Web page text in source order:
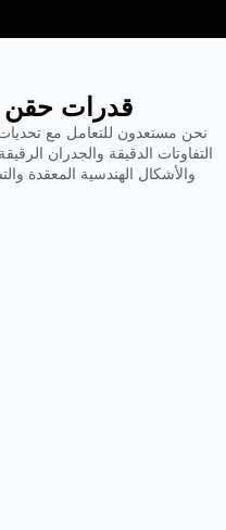
قدرات حقن
نحن مستعدون للتعامل مع تحديات
الدقيقة والجدران
والأشكال الهندسية المعقدة